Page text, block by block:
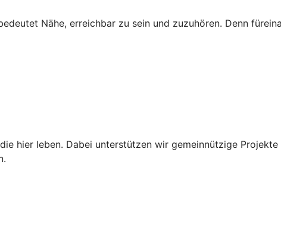
Nähe, erreichbar zu sein und zuzuhören. Denn
hier leben. Dabei unterstützen wir gemeinnützige